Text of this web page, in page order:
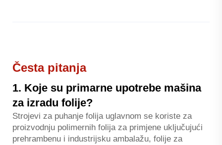
Česta pitanja
1. Koje su primarne upotrebe mašina
za izradu folije?
Strojevi za puhanje folija uglavnom se koriste za
proizvodnju polimernih folija za primjene uključujući
prehrambenu i industrijsku ambalažu, folije za